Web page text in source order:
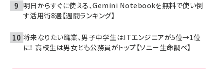
明日からすぐに使える、Gemini Notebookを無料で使い倒
す活用術8選【週間ランキング】
将来なりたい職業、男子中学生はITエンジニアが5位→1位
に！ 高校生は男女とも公務員がトップ【ソニー生命調べ】